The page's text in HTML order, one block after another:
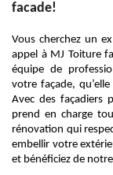
facade!
Vous cherchez un
appel à MJ Toiture
équipe de
votre façade,
Avec des façadiers
prend en charge
rénovation qui
embellir votre
et bénéficiez de